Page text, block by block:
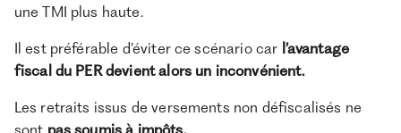
une TMI plus haute.
Il est préférable d’éviter ce scénario car l’avantage
fiscal du PER devient alors un inconvénient.
Les retraits issus de versements non défiscalisés ne
sont pas soumis à impôts.